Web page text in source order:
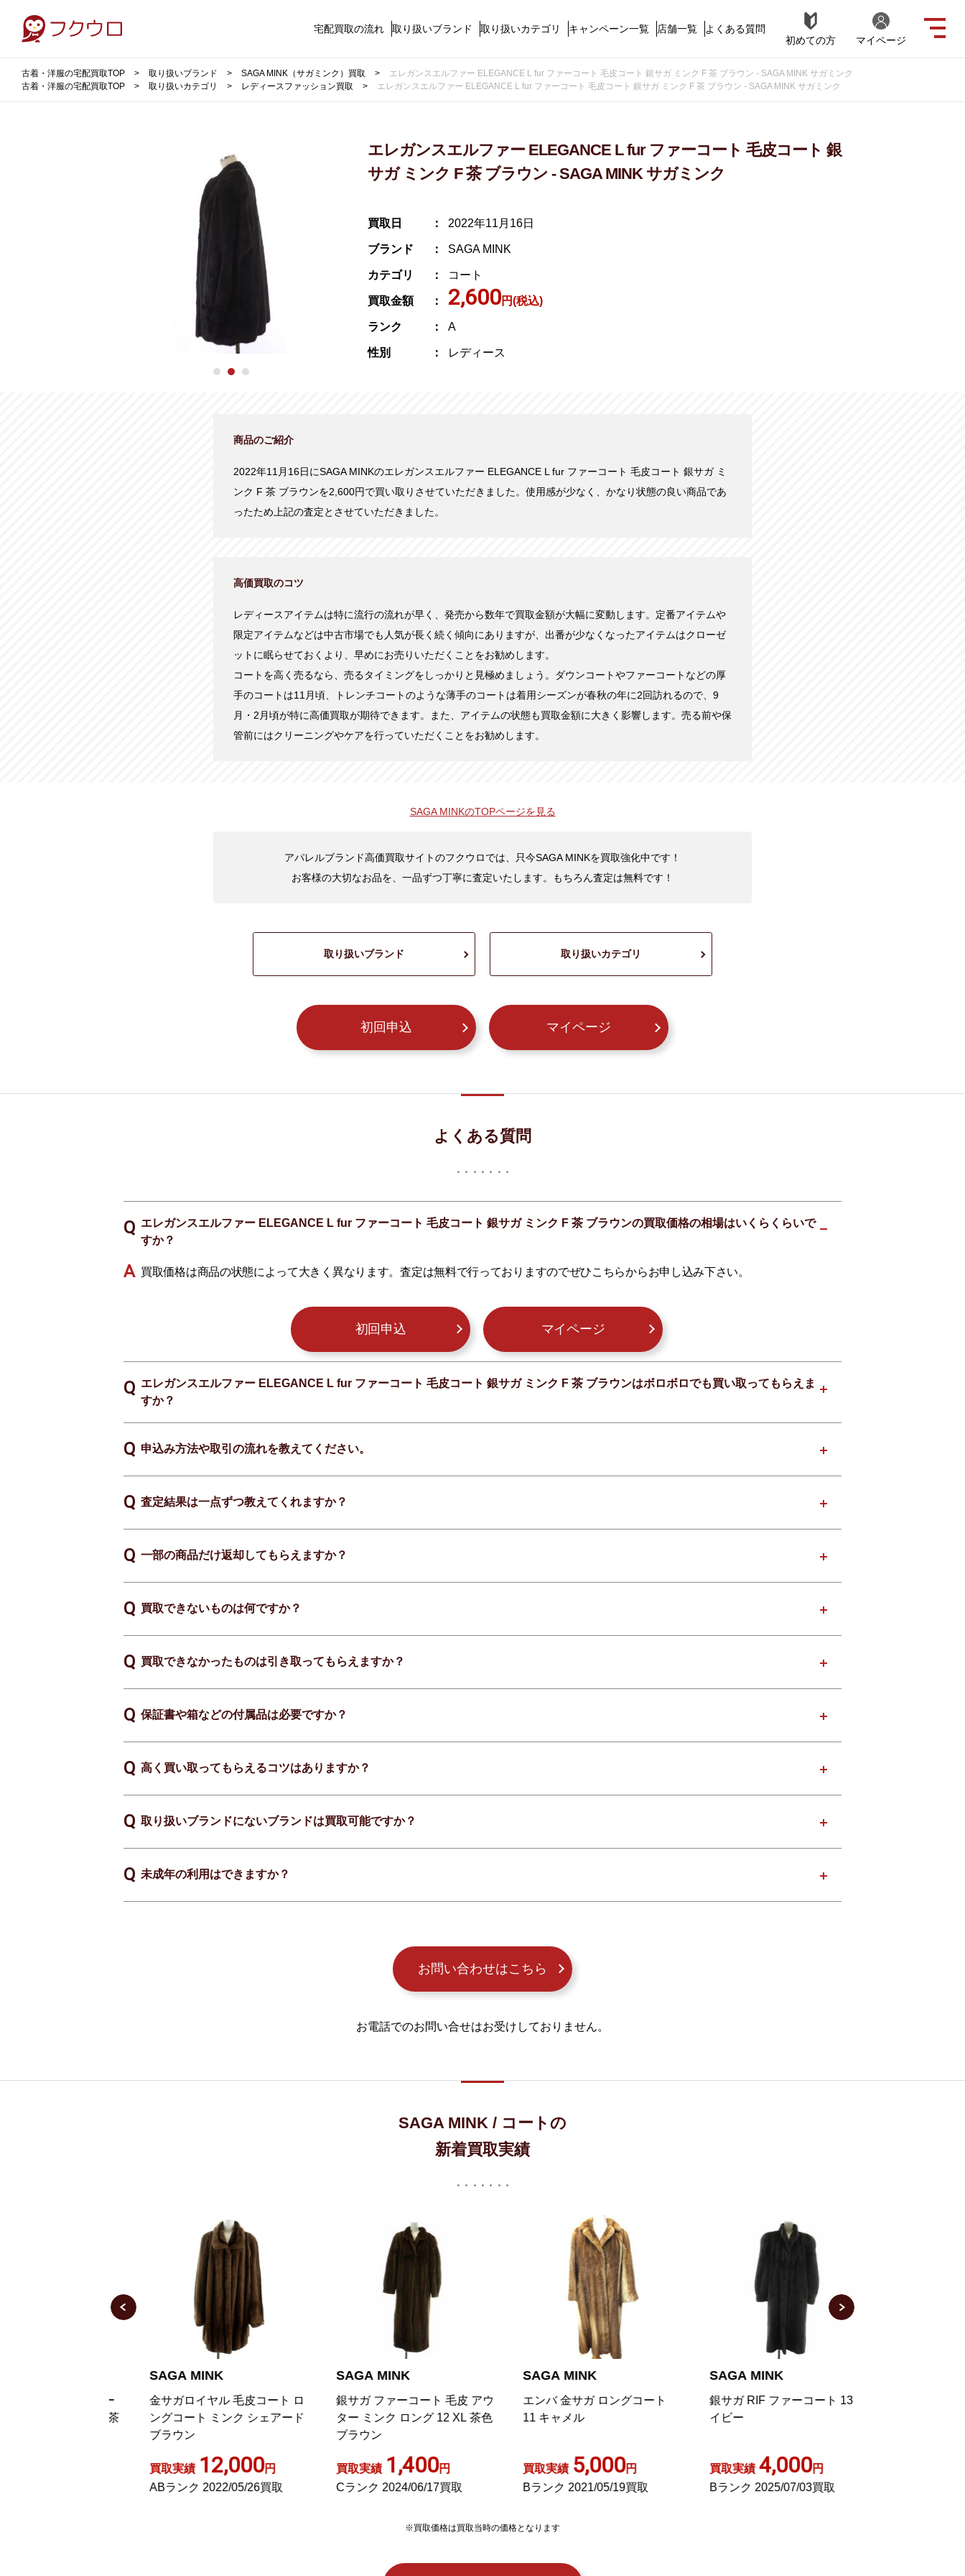
宅配買取の流れ 取り扱いブランド 取り扱いカテゴリ キャンペーン一覧 店舗一覧
よくある質問
初めての方
マイページ
古着・洋服の宅配買取TOP 取り扱いブランド SAGA MINK（サガミンク）買取
エレガンスエルファー ELEGANCE L fur ファーコート 毛皮コート 銀サガ ミンク F 茶 ブラウン - SAGA MINK サガミンク
古着・洋服の宅配買取TOP
取り扱いカテゴリ レディースファッション買取 エレガンスエルファー ELEGANCE L fur ファーコート 毛皮コート 銀サガ ミンク F 茶 ブラウン - SAGA MINK サガミンク
エレガンスエルファー ELEGANCE L fur ファーコート 毛皮コート 銀
サガ ミンク F 茶 ブラウン - SAGA MINK サガミンク
買取日 2022年11月16日
ブランド SAGA MINK
カテゴリ コート
買取金額 2,600円(税込)
ランク A
性別 レディース
商品のご紹介
2022年11月16日にSAGA MINKのエレガンスエルファー ELEGANCE L fur ファーコート 毛皮コート 銀サガ ミ
ンク F 茶 ブラウンを2,600円で買い取りさせていただきました。使用感が少なく、かなり状態の良い商品であ
ったため上記の査定とさせていただきました。
高価買取のコツ
レディースアイテムは特に流行の流れが早く、発売から数年で買取金額が大幅に変動します。定番アイテムや
限定アイテムなどは中古市場でも人気が長く続く傾向にありますが、出番が少なくなったアイテムはクローゼ
ットに眠らせておくより、早めにお売りいただくことをお勧めします。
コートを高く売るなら、売るタイミングをしっかりと見極めましょう。ダウンコートやファーコートなどの厚
手のコートは11月頃、トレンチコートのような薄手のコートは着用シーズンが春秋の年に2回訪れるので、9
月・2月頃が特に高価買取が期待できます。また、アイテムの状態も買取金額に大きく影響します。売る前や保
管前にはクリーニングやケアを行っていただくことをお勧めします。
SAGA MINKのTOPページを見る
アパレルブランド高価買取サイトのフクウロでは、只今SAGA MINKを買取強化中です！
お客様の大切なお品を、一品ずつ丁寧に査定いたします。もちろん査定は無料です！
取り扱いブランド 取り扱いカテゴリ
初回申込 マイページ
よくある質問
エレガンスエルファー ELEGANCE L fur ファーコート 毛皮コート 銀サガ ミンク F 茶 ブラウンの買取価格の相場はいくらくらいで
すか？
買取価格は商品の状態によって大きく異なります。査定は無料で行っておりますのでぜひこちらからお申し込み下さい。
初回申込 マイページ
エレガンスエルファー ELEGANCE L fur ファーコート 毛皮コート 銀サガ ミンク F 茶 ブラウンはボロボロでも買い取ってもらえま
すか？
申込み方法や取引の流れを教えてください。
査定結果は一点ずつ教えてくれますか？
一部の商品だけ返却してもらえますか？
買取できないものは何ですか？
買取できなかったものは引き取ってもらえますか？
保証書や箱などの付属品は必要ですか？
高く買い取ってもらえるコツはありますか？
取り扱いブランドにないブランドは買取可能ですか？
未成年の利用はできますか？
お問い合わせはこちら
お電話でのお問い合せはお受けしておりません。
SAGA MINK / コートの
新着買取実績
SAGA MINK
金サガロイヤル 毛皮コート ロ
ングコート ミンク シェアード
ブラウン
買取実績 12,000円
ABランク 2022/05/26買取
SAGA MINK
銀サガ ファーコート 毛皮 アウ
ター ミンク ロング 12 XL 茶色
ブラウン
買取実績 1,400円
Cランク 2024/06/17買取
SAGA MINK
エンバ 金サガ ロングコート
11 キャメル
買取実績 5,000円
Bランク 2021/05/19買取
SAGA MINK
銀サガ RIF ファーコート 13 ネ
イビー
買取実績 4,000円
Bランク 2025/07/03買取
※買取価格は買取当時の価格となります